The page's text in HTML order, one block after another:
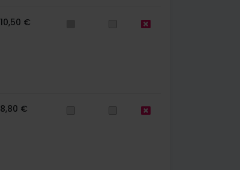
10,50 €
8,80 €